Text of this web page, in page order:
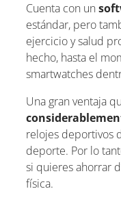
Cuenta con un
estándar, pero
ejercicio y salud
hecho, hasta el
smartwatches
Una gran ventaja
relojes deportivos
deporte. Por lo
si quieres ahorrar
física.